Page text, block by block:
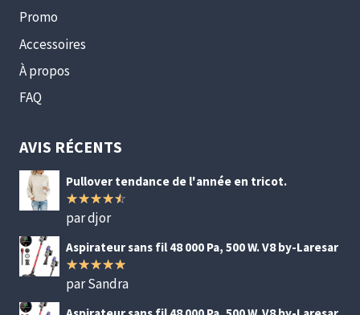
Promo
Accessoires
À propos
FAQ
AVIS RÉCENTS
Pullover tendance de l'année en tricot.
Note4
par djor
Aspirateur sans fil 48 000 Pa, 500 W. V8 by-Laresar
Note5sur
par Sandra